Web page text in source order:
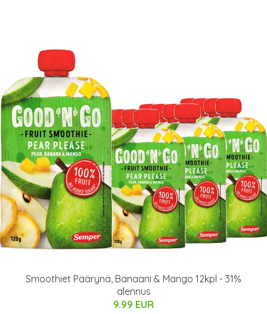
Smoothiet Päärynä, Banaani & Mango 12kpl - 31%
alennus
9.99 EUR